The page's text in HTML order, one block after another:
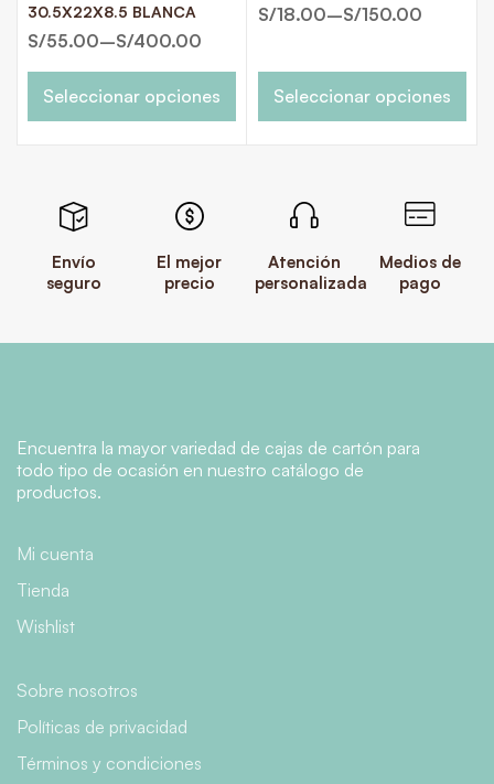
30.5X22X8.5 BLANCA
S/55.00–S/400.00
Seleccionar opciones
S/18.00–S/150.00
Seleccionar opciones
Envío
seguro
El mejor
precio
Atención
personalizada
Medios de
pago
Encuentra la mayor variedad de cajas de cartón para
todo tipo de ocasión en nuestro catálogo de
productos.
Mi cuenta
Tienda
Wishlist
Sobre nosotros
Políticas de privacidad
Términos y condiciones